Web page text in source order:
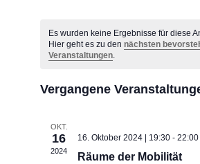
von
Veranstaltungen
Es wurden keine Ergebnisse für diese
Hier geht es zu dennächsten
Veranstaltungen.
Vergangene
OKT.
16
2024
16. Oktober 2024 | 19:30 -22:00
Räume der Mobilität